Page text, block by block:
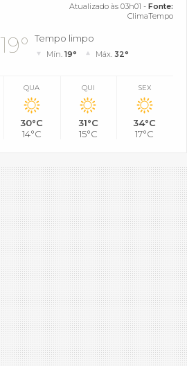
Atualizado às 03h01 - Fonte:
ClimaTempo
19° Tempo limpo
Mín.19° Máx. 32°
QUA
30°C
14°C
QUI
31°C
15°C
SEX
34°C
17°C